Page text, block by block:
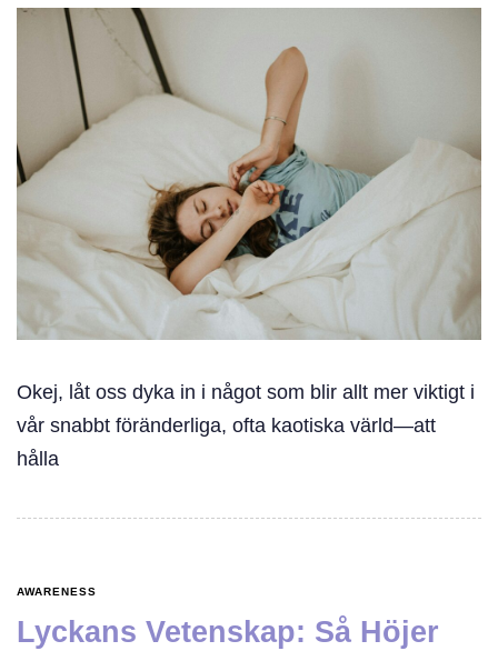
Okej, låt oss dyka in i något som blir allt mer viktigt i
vår snabbt föränderliga, ofta kaotiska värld—att
hålla
AWARENESS
Lyckans Vetenskap: Så Höjer